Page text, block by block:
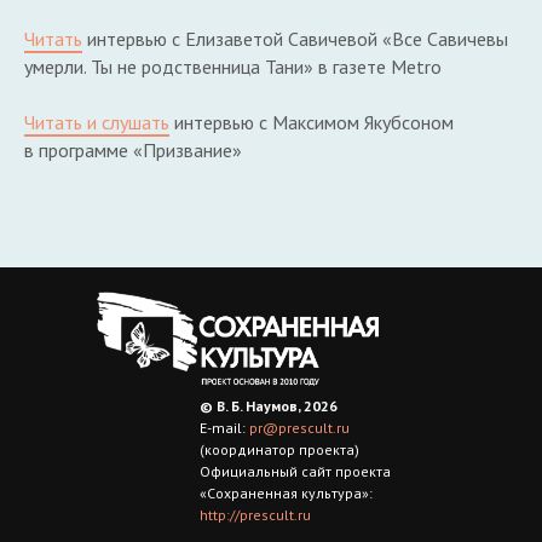
Читать интервью с Елизаветой Савичевой «Все Савичевы
умерли. Ты не родственница Тани» в газете Metro
Читать и слушать интервью с Максимом Якубсоном
в программе «Призвание»
© В. Б. Наумов, 2026
E-mail: pr@prescult.ru
(координатор проекта)
Официальный сайт проекта
«Сохраненная культура»:
http://prescult.ru